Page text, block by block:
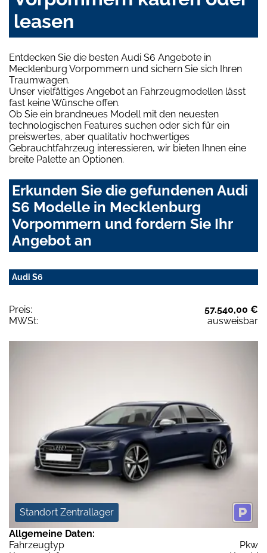
leasen
Entdecken Sie die besten Audi S6 Angebote in
Mecklenburg Vorpommern und sichern Sie sich Ihren
Traumwagen.
Unser vielfältiges Angebot an Fahrzeugmodellen lässt
fast keine Wünsche offen.
Ob Sie ein brandneues Modell mit den neuesten
technologischen Features suchen oder sich für ein
preiswertes, aber qualitativ hochwertiges
Gebrauchtfahrzeug interessieren, wir bieten Ihnen eine
breite Palette an Optionen.
Erkunden Sie die gefundenen Audi
S6 Modelle in Mecklenburg
Vorpommern und fordern Sie Ihr
Angebot an
Audi S6
Preis:
57.540,00 €
MWSt:
ausweisbar
Standort Zentrallager
Allgemeine Daten:
Fahrzeugtyp
Pkw